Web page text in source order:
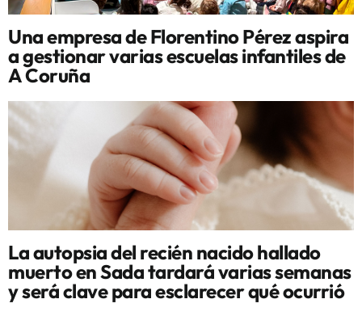
Una empresa de Florentino Pérez aspira
a gestionar varias escuelas infantiles de
A Coruña
La autopsia del recién nacido hallado
muerto en Sada tardará varias semanas
y será clave para esclarecer qué ocurrió